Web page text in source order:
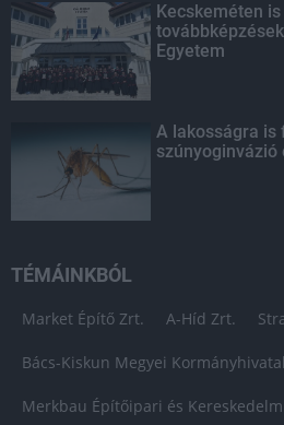
Kecskeméten
Egyetem
A lakosságra is
szúnyoginvázió
TÉMÁINKBÓL
Market Építő Zrt. A-Híd Zrt.
Bács-Kiskun Megyei Kormányhivatal
Merkbau Építőipari és